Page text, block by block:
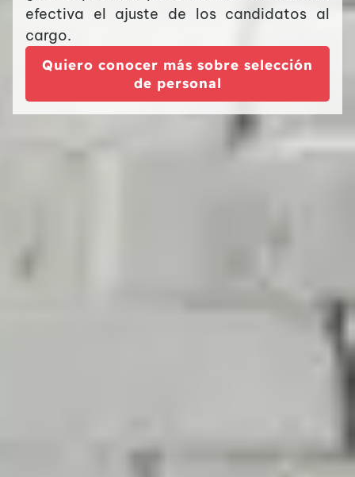
efectiva el ajuste de los candidatos al
cargo.
Quiero conocer más sobre selección
de personal